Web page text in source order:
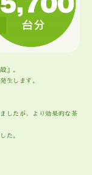
』。
生します。
したが、より効果的な茶
た。